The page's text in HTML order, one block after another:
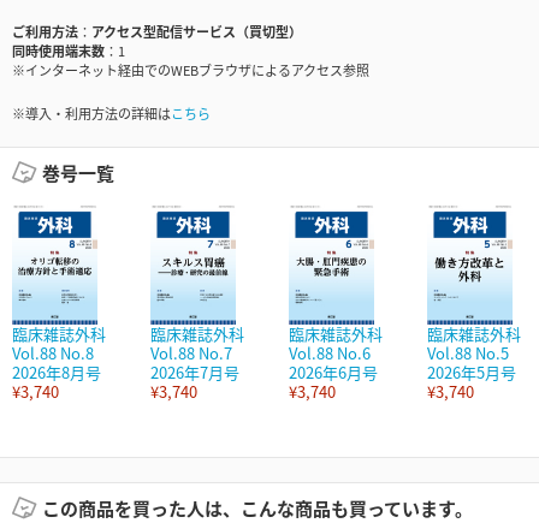
ご利用方法
アクセス型配信サービス（買切型）
同時使用端末数
1
※インターネット経由でのWEBブラウザによるアクセス参照
※導入・利用方法の詳細はこちら
巻号一覧
臨床雑誌外科
Vol.88 No.8
2026年8月号
¥3,740
臨床雑誌外科
Vol.88 No.7
2026年7月号
¥3,740
臨床雑誌外科
Vol.88 No.6
2026年6月号
¥3,740
臨床雑誌外科
Vol.88 No.5
2026年5月号
¥3,740
この商品を買った人は、こんな商品も買っています。